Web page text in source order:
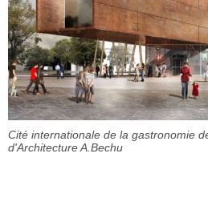
Cité internationale de la gastronomie
d'Architecture A.Bechu